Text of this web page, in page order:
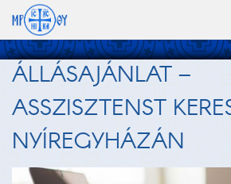
ÁLLÁSAJÁNLAT –
ASSZISZTENST
NYÍREGYHÁZÁN